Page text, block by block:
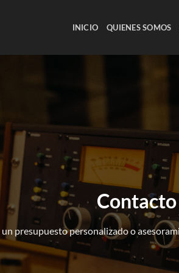
INICIO QUIENES SOMOS
Contacto
un presupuesto personalizado o